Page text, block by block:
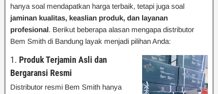
hanya soal mendapatkan harga terbaik, tetapi juga soal
jaminan kualitas, keaslian produk, dan layanan
profesional. Berikut beberapa alasan mengapa distributor
Bem Smith di Bandung layak menjadi pilihan Anda:
1. Produk Terjamin Asli dan
Bergaransi Resmi
Distributor resmi Bem Smith hanya